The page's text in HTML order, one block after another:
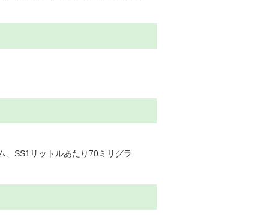
、SS1リットルあたり70ミリグラ